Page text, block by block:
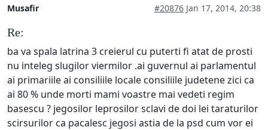
Musafir #20876 Jan 17, 2014, 20:38
Re:
ba va spala latrina 3 creierul cu puterti fi atat de prosti
nu inteleg slugilor viermilor .ai guvernul ai parlamentul
ai primariile ai consiliile locale consiliile judetene zici ca
ai 80 % unde morti mami voastre mai vedeti regim
basescu ? jegosilor leprosilor sclavi de doi lei taraturilor
scirsurilor ca pacalesc jegosi astia de la psd cum vor ei